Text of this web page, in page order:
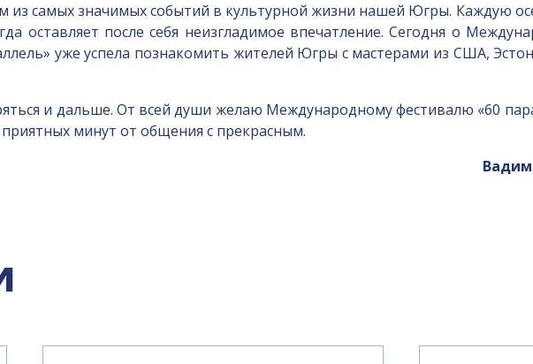
из самых значимых событий в культурной жизни нашей Югры. Каждую
оставляет после себя неизгладимое впечатление. Сегодня о
уже успела познакомить жителей Югры с мастерами из США,
и дальше. От всей души желаю Международному фестивалю «60
минут от общения с прекрасным.